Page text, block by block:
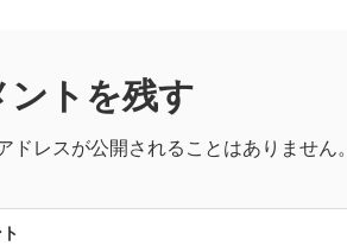
ントを残す
ドレスが公開されることはありません。